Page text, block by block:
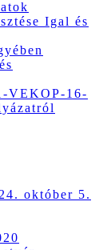
Igal és
VEKOP-16-
október 5.